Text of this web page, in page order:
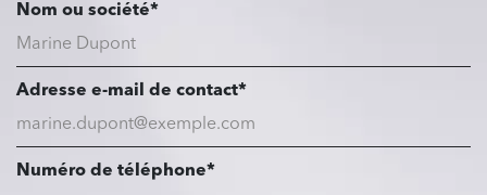
Nom ou société*
Adresse e-mail de contact*
Numéro de téléphone*